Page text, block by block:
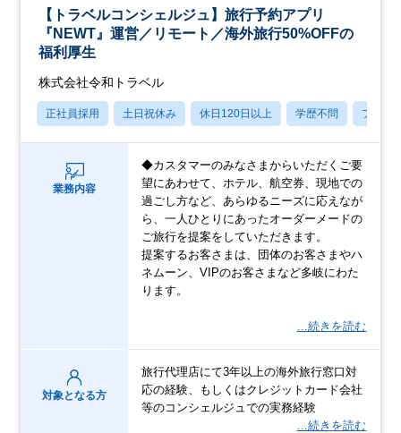
【トラベルコンシェルジュ】旅行予約アプリ
『NEWT』運営／リモート／海外旅行50%OFFの
福利厚生
株式会社令和トラベル
正社員採用 土日祝休み 休日120日以上 学歴不問 フレッ
業務内容
◆カスタマーのみなさまからいただくご要
望にあわせて、ホテル、航空券、現地での
過ごし方など、あらゆるニーズに応えなが
ら、一人ひとりにあったオーダーメードの
ご旅行を提案をしていただきます。
提案するお客さまは、団体のお客さまやハ
ネムーン、VIPのお客さまなど多岐にわた
ります。
…続きを読む
対象となる方
旅行代理店にて3年以上の海外旅行窓口対
応の経験、もしくはクレジットカード会社
等のコンシェルジュでの実務経験
…続きを読む